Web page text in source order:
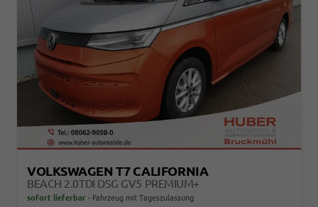
VOLKSWAGEN T7 CALIFORNIA
BEACH 2.0TDI DSG GV5 PREMIUM+
sofort lieferbar Fahrzeug mit Tageszulassung